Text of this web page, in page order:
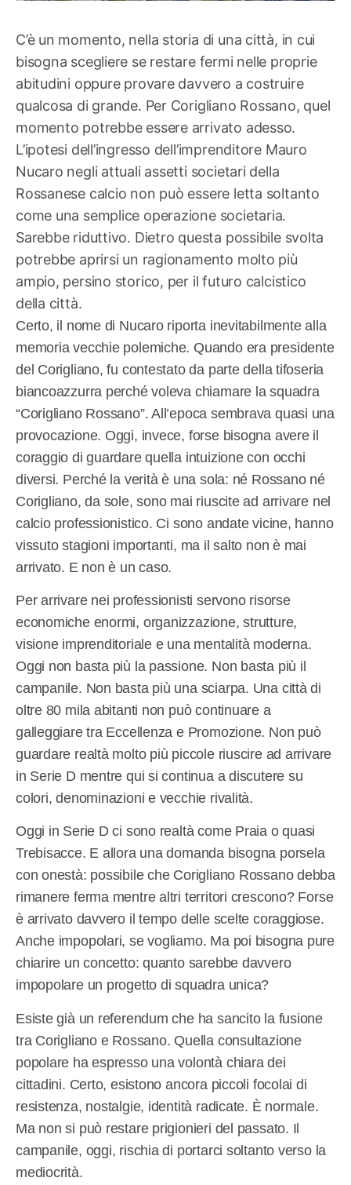
C’è un momento, nella storia di una città, in cui
bisogna scegliere se restare fermi nelle proprie
abitudini oppure provare davvero a costruire
qualcosa di grande. Per Corigliano Rossano, quel
momento potrebbe essere arrivato adesso.
L’ipotesi dell’ingresso dell’imprenditore Mauro
Nucaro negli attuali assetti societari della
Rossanese calcio non può essere letta soltanto
come una semplice operazione societaria.
Sarebbe riduttivo. Dietro questa possibile svolta
potrebbe aprirsi un ragionamento molto più
ampio, persino storico, per il futuro calcistico
della città.
Certo, il nome di Nucaro riporta inevitabilmente alla
memoria vecchie polemiche. Quando era presidente
del Corigliano, fu contestato da parte della tifoseria
biancoazzurra perché voleva chiamare la squadra
“Corigliano Rossano”. All’epoca sembrava quasi una
provocazione. Oggi, invece, forse bisogna avere il
coraggio di guardare quella intuizione con occhi
diversi. Perché la verità è una sola: né Rossano né
Corigliano, da sole, sono mai riuscite ad arrivare nel
calcio professionistico. Ci sono andate vicine, hanno
vissuto stagioni importanti, ma il salto non è mai
arrivato. E non è un caso.
Per arrivare nei professionisti servono risorse
economiche enormi, organizzazione, strutture,
visione imprenditoriale e una mentalità moderna.
Oggi non basta più la passione. Non basta più il
campanile. Non basta più una sciarpa. Una città di
oltre 80 mila abitanti non può continuare a
galleggiare tra Eccellenza e Promozione. Non può
guardare realtà molto più piccole riuscire ad arrivare
in Serie D mentre qui si continua a discutere su
colori, denominazioni e vecchie rivalità.
Oggi in Serie D ci sono realtà come Praia o quasi
Trebisacce. E allora una domanda bisogna porsela
con onestà: possibile che Corigliano Rossano debba
rimanere ferma mentre altri territori crescono? Forse
è arrivato davvero il tempo delle scelte coraggiose.
Anche impopolari, se vogliamo. Ma poi bisogna pure
chiarire un concetto: quanto sarebbe davvero
impopolare un progetto di squadra unica?
Esiste già un referendum che ha sancito la fusione
tra Corigliano e Rossano. Quella consultazione
popolare ha espresso una volontà chiara dei
cittadini. Certo, esistono ancora piccoli focolai di
resistenza, nostalgie, identità radicate. È normale.
Ma non si può restare prigionieri del passato. Il
campanile, oggi, rischia di portarci soltanto verso la
mediocrità.